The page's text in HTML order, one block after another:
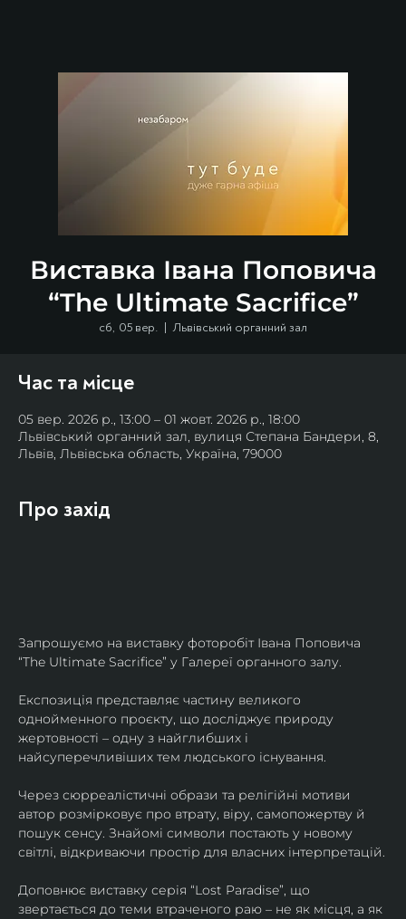
Виставка Івана Поповича
“The Ultimate Sacrifice”
сб, 05 вер.
  |
Львівський органний зал
Час та місце
05 вер. 2026 р., 13:00 – 01 жовт. 2026 р., 18:00
Львівський органний зал, вулиця Степана Бандери, 8,
Львів, Львівська область, Україна, 79000
Про захід
Запрошуємо на виставку фоторобіт Івана Поповича
“The Ultimate Sacrifice” у Галереї органного залу.
Експозиція представляє частину великого
однойменного проєкту, що досліджує природу
жертовності – одну з найглибших і
найсуперечливіших тем людського існування.
Через сюрреалістичні образи та релігійні мотиви
автор розмірковує про втрату, віру, самопожертву й
пошук сенсу. Знайомі символи постають у новому
світлі, відкриваючи простір для власних інтерпретацій.
Доповнює виставку серія “Lost Paradise”, що
звертається до теми втраченого раю – не як місця, а як